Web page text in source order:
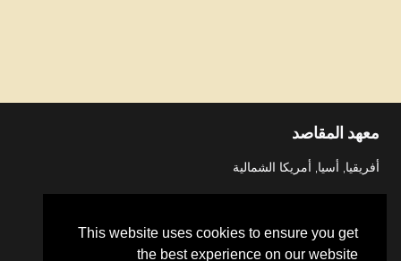
This website uses cookies to ensure you get
the best experience on our website
معهد المقاصد
أفريقيا, أسيا, أمريكا الشمالية